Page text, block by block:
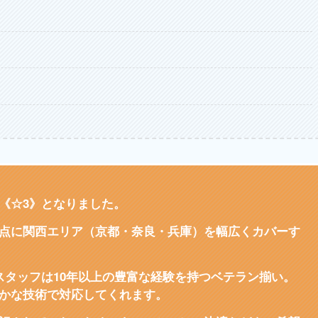
☆3》となりました。
に関西エリア（京都・奈良・兵庫）を幅広くカバーす
ッフは10年以上の豊富な経験を持つベテラン揃い。
技術で対応してくれます。